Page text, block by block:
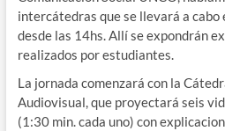
intercátedras que se llevará a
desde las 14hs. Allí se expondrán
realizados por estudiantes.
La jornada comenzará con la
Audiovisual, que proyectará seis
(1:30 min. cada uno) con